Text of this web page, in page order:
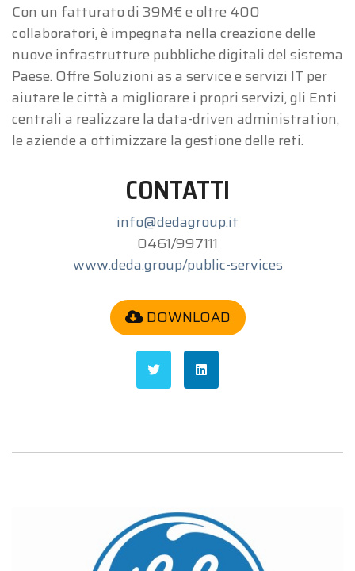
Con un fatturato di 39M€ e oltre 400
collaboratori, è impegnata nella creazione delle
nuove infrastrutture pubbliche digitali del sistema
Paese. Offre Soluzioni as a service e servizi IT per
aiutare le città a migliorare i propri servizi, gli Enti
centrali a realizzare la data-driven administration,
le aziende a ottimizzare la gestione delle reti.
CONTATTI
info@dedagroup.it
0461/997111
www.deda.group/public-services
DOWNLOAD